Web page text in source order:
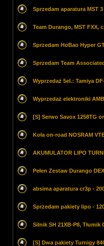
Sprzedam aparatura MST
Team Durango, MST FXX,
Sprzedam HoBao Hyper
Sprzedam Team
Wyprzedaż 5el.: Tamiya
Wyprzedaż elektroniki
[S] Serwo Savox 1258TG
Koła on-road NOSRAM
AKUMULATOR LIPO
Pełen Zestaw Durango
absima aparatura cr3p -
Sprzedam pakiety lipo -
Silnik SH 21XB-P8,
[S] Dwa pakiety Turnigy